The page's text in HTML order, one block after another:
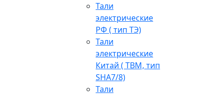
Тали
электрические
РФ ( тип ТЭ)
Тали
электрические
Китай ( TBM, тип
SHA7/8)
Тали